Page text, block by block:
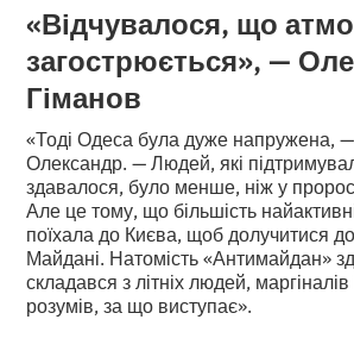
«Відчувалося, що
загострюється», —
Гіманов
«Тоді Одеса була дуже напружена, —
Олександр. — Людей, які
здавалося, було менше, ніж у
Але це тому, що більшість
поїхала до Києва, щоб долучитися
Майдані. Натомість «Антимайдан»
складався з літніх людей,
розумів, за що виступає».